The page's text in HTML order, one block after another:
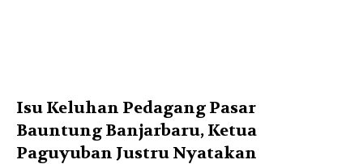
Isu Keluhan Pedagang Pasar
Bauntung Banjarbaru, Ketua
Paguyuban Justru Nyatakan